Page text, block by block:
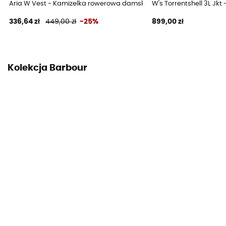
Aria W Vest - Kamizelka rowerowa damska
336,64 zł 449,00 zł -25%
W's Torrentshell 3L
899,00 zł
Kolekcja Barbour